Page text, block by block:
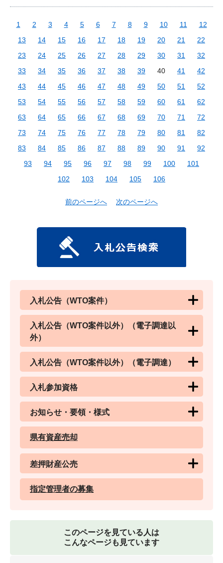
1 2 3 4 5 6 7 8 9 10 11
12
13
14 15 16 17 18 19 20 21
22
23
24 25 26 27 28 29 30 31
32
33
34 35 36 37 38 39 40 41
42
43
44 45 46 47 48 49 50 51
52
53
54 55 56 57 58 59 60 61
62
63
64 65 66 67 68 69 70 71
72
73
74 75 76 77 78 79 80 81
82
83
84 85 86 87 88 89 90 91
92
93
94 95 96 97 98 99 100
101
102
103 104 105 106
前のページへ 次のページへ
入札公告（WTO案件）
入札公告（WTO案件以外）（電子調達以
外）
入札公告（WTO案件以外）（電子調達）
入札参加資格
お知らせ・要領・様式
県有資産売却
差押財産公売
指定管理者の募集
このページを見ている人は
こんなページも見ています